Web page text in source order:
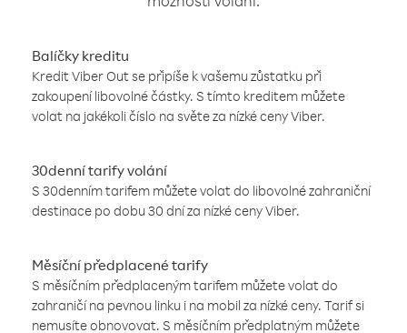
Balíčky kreditu
Kredit Viber Out se připíše k vašemu zůstatku při
zakoupení libovolné částky. S tímto kreditem můžete
volat na jakékoli číslo na světe za nízké ceny Viber.
30denní tarify volání
S 30denním tarifem můžete volat do libovolné zahraniční
destinace po dobu 30 dní za nízké ceny Viber.
Měsíční předplacené tarify
S měsíčním předplaceným tarifem můžete volat do
zahraničí na pevnou linku i na mobil za nízké ceny. Tarif si
nemusíte obnovovat. S měsíčním předplatným můžete